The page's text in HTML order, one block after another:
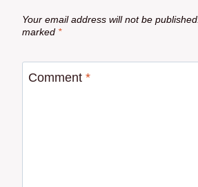
Your email address will not be published.
marked *
Comment *